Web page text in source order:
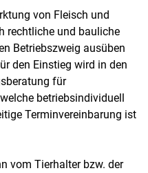
von Fleisch und
rechtliche und bauliche
Betriebszweig ausüben
den Einstieg wird in den
für
betriebsindividuell
Terminvereinbarung ist
vom Tierhalter bzw. der